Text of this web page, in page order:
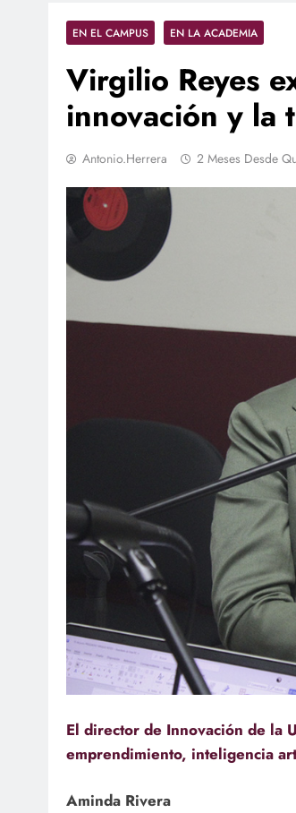
EN EL CAMPUS EN LA ACADEMIA
Virgilio Reyes
innovación y la
Antonio.herrera 2 Meses Desde
El director de Innovación de la
emprendimiento, inteligencia
Aminda Rivera